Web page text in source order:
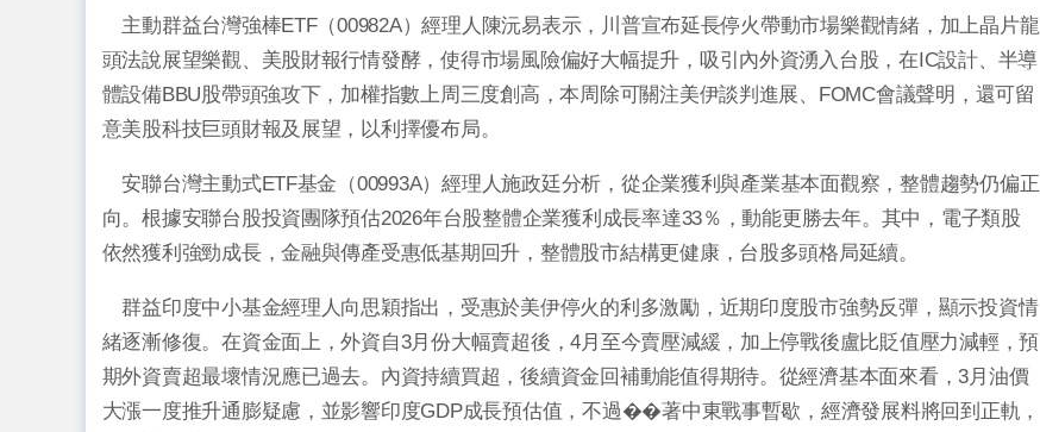
主動群益台灣強棒ETF（00982A）經理人陳沅易表示，川普宣布延長停火帶動市場樂觀情緒，加上晶片龍
頭法說展望樂觀、美股財報行情發酵，使得市場風險偏好大幅提升，吸引內外資湧入台股，在IC設計、半導
體設備BBU股帶頭強攻下，加權指數上周三度創高，本周除可關注美伊談判進展、FOMC會議聲明，還可留
意美股科技巨頭財報及展望，以利擇優布局。
安聯台灣主動式ETF基金（00993A）經理人施政廷分析，從企業獲利與產業基本面觀察，整體趨勢仍偏正
向。根據安聯台股投資團隊預估2026年台股整體企業獲利成長率達33％，動能更勝去年。其中，電子類股
依然獲利強勁成長，金融與傳產受惠低基期回升，整體股市結構更健康，台股多頭格局延續。
群益印度中小基金經理人向思穎指出，受惠於美伊停火的利多激勵，近期印度股市強勢反彈，顯示投資情
緒逐漸修復。在資金面上，外資自3月份大幅賣超後，4月至今賣壓減緩，加上停戰後盧比貶值壓力減輕，預
期外資賣超最壞情況應已過去。內資持續買超，後續資金回補動能值得期待。從經濟基本面來看，3月油價
大漲一度推升通膨疑慮，並影響印度GDP成長預估值，不過��著中東戰事暫歇，經濟發展料將回到正軌，